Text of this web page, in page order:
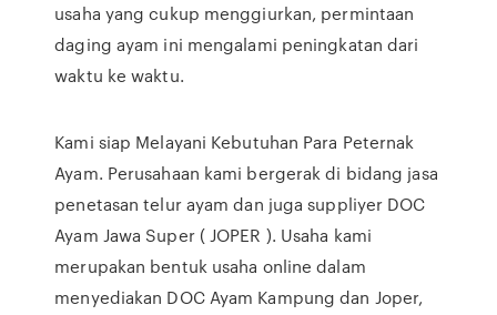
usaha yang cukup menggiurkan, permintaan
daging ayam ini mengalami peningkatan dari
waktu ke waktu.
Kami siap Melayani Kebutuhan Para Peternak
Ayam. Perusahaan kami bergerak di bidang jasa
penetasan telur ayam dan juga suppliyer DOC
Ayam Jawa Super ( JOPER ). Usaha kami
merupakan bentuk usaha online dalam
menyediakan DOC Ayam Kampung dan Joper,